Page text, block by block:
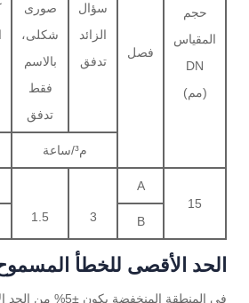
حجم
المقياس
DN
(مم)
فصل
سؤال
الزائد
تدفق
صورى
شكلى،
بالاسم
فقط
تدفق
م³/ساعة
15
A
3
1.5
B
الحد الأقصى للخطأ
في المنطقة المنخفضة